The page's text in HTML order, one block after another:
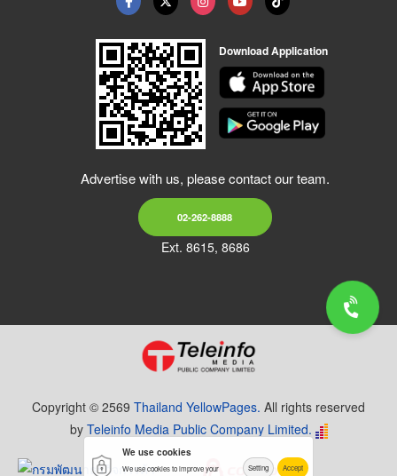
Download Application
Advertise with us, please contact our team.
02-262-8888
Ext. 8615, 8686
Copyright © 2569 Thailand YellowPages. All rights reserved
by Teleinfo Media Public Company Limited.
We use cookies
We use cookies to improve your
Setting Accept